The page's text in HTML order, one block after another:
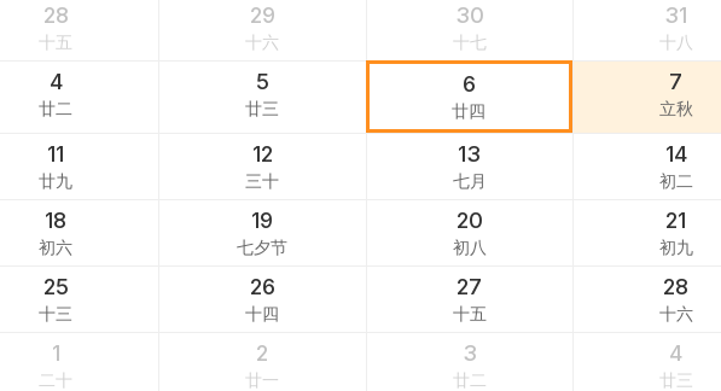
28
十五
29
十六
30
十七
31
十八
4
廿二
5
廿三
6
廿四
7
立秋
11
廿九
12
三十
13
七月
14
初二
18
初六
19
七夕节
20
初八
21
初九
25
十三
26
十四
27
十五
28
十六
1
二十
2
廿一
3
廿二
4
廿三